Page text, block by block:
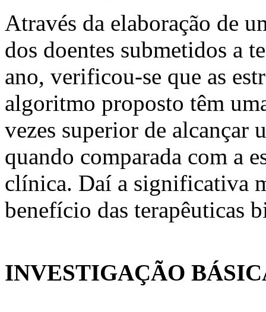
Através da elaboração de
dos doentes submetidos a
ano, verificou-se que as
algoritmo proposto têm
vezes superior de alcançar
quando comparada com a
clínica. Daí a significativa
benefício das terapêuticas
INVESTIGAÇÃO